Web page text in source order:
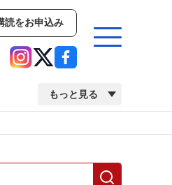
読をお申込み
もっと見る
イベント